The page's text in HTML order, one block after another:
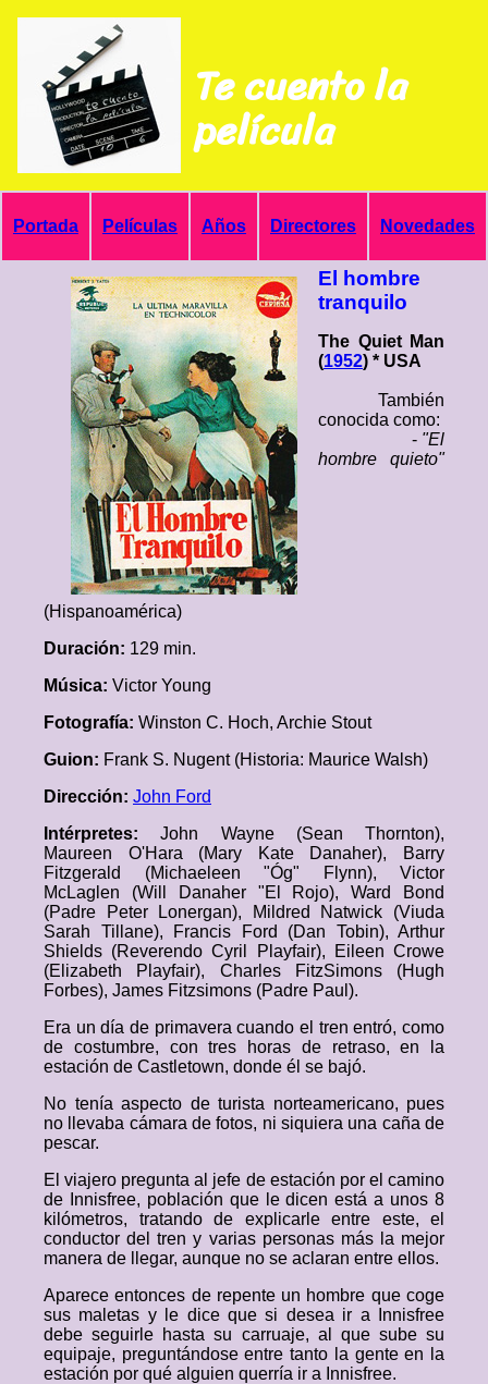
Te cuento la
película
Portada Películas Años Directores Novedades
El hombre
tranquilo
The Quiet Man
(1952) * USA
También
conocida como:
- "El
hombre quieto"
(Hispanoamérica)
Duración: 129 min.
Música: Victor Young
Fotografía: Winston C. Hoch, Archie Stout
Guion: Frank S. Nugent (Historia: Maurice Walsh)
Dirección: John Ford
Intérpretes:John Wayne (Sean Thornton),
Maureen O'Hara (Mary Kate Danaher), Barry
Fitzgerald (Michaeleen "Óg" Flynn), Victor
McLaglen (Will Danaher "El Rojo), Ward Bond
(Padre Peter Lonergan), Mildred Natwick (Viuda
Sarah Tillane), Francis Ford (Dan Tobin), Arthur
Shields (Reverendo Cyril Playfair), Eileen Crowe
(Elizabeth Playfair), Charles FitzSimons (Hugh
Forbes), James Fitzsimons (Padre Paul).
Era un día de primavera cuando el tren entró, como
de costumbre, con tres horas de retraso, en la
estación de Castletown, donde él se bajó.
No tenía aspecto de turista norteamericano, pues
no llevaba cámara de fotos, ni siquiera una caña de
pescar.
El viajero pregunta al jefe de estación por el camino
de Innisfree, población que le dicen está a unos 8
kilómetros, tratando de explicarle entre este, el
conductor del tren y varias personas más la mejor
manera de llegar, aunque no se aclaran entre ellos.
Aparece entonces de repente un hombre que coge
sus maletas y le dice que si desea ir a Innisfree
debe seguirle hasta su carruaje, al que sube su
equipaje, preguntándose entre tanto la gente en la
estación por qué alguien querría ir a Innisfree.